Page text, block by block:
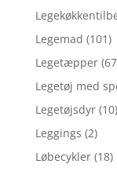
Legemad (101)
Legetæpper
Legetøj med
Legetøjsdyr (10)
Leggings (2)
Løbecykler (18)